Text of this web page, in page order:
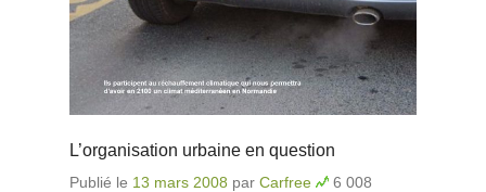
L’organisation urbaine en question
Publié le 13 mars 2008 par Carfree
6 008